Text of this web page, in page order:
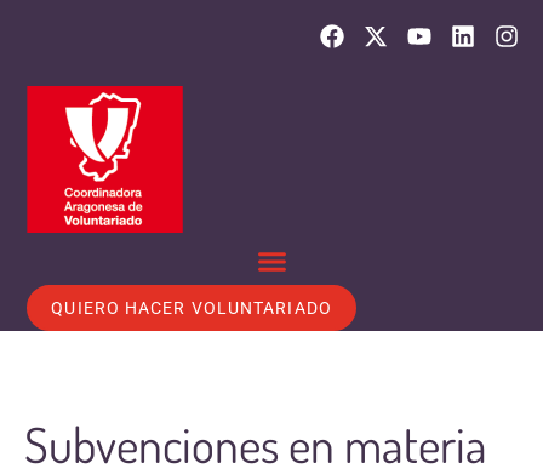
QUIERO HACER VOLUNTARIADO
Subvenciones en materia